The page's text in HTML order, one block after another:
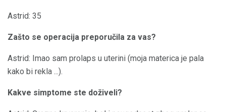
Astrid: 35
Zašto se operacija preporučila za vas?
Astrid: Imao sam prolaps u uterini (moja materica je pala
kako bi rekla ...).
Kakve simptome ste doživeli?